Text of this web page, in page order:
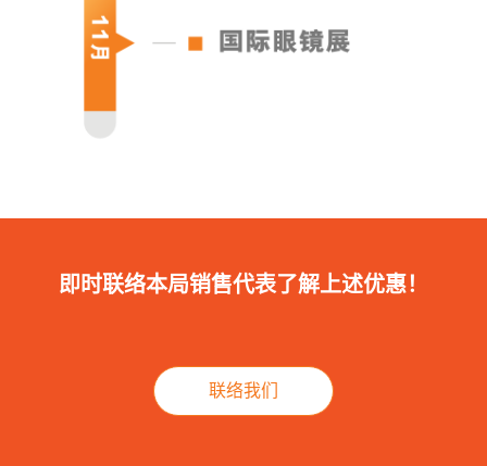
即时联络本局销售代表了解上述优惠！
联络我们